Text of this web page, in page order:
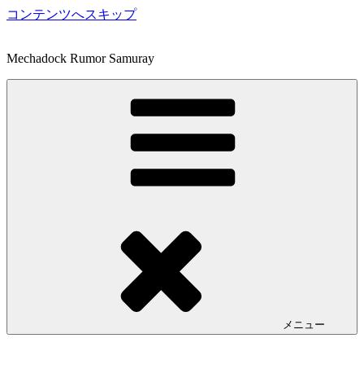
コンテンツへスキップ
Mechadock Rumor Samuray
メニュー